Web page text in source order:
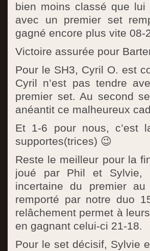
bien moins classé que
avec un premier set
gagné encore plus vite 08-
Victoire assurée pour
Pour le SH3, Cyril O. est
Cyril n’est pas tendre
premier set. Au second
anéantit ce malheureux
Et 1-6 pour nous, c’est
supportes(trices) 😉
Reste le meilleur pour la
joué par Phil et Sylvie,
incertaine du premier
remporté par notre duo
relâchement permet à
en gagnant celui-ci 21-18.
Pour le set décisif, Sylvie